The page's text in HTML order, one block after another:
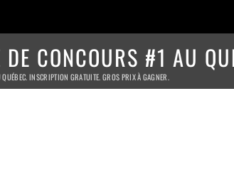
CONCOURS #1 AU
INSCRIPTION GRATUITE. GROS PRIX À GAGNER.